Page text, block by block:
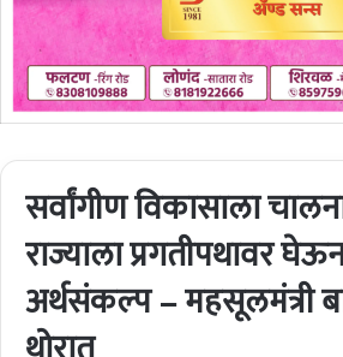
सर्वांगीण विकासाला
राज्याला प्रगतीपथावर
अर्थसंकल्प – महसूलमंत्री